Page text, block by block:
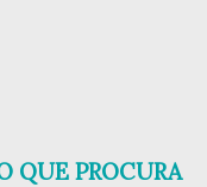
QUE PROCURA